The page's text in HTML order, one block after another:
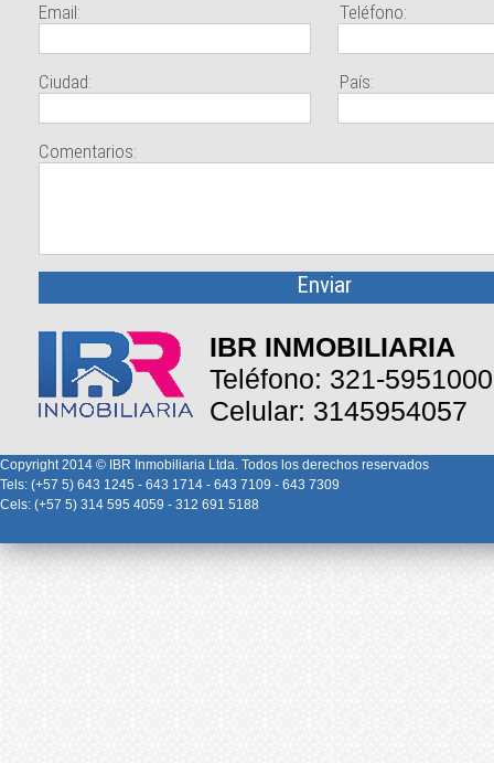
Email: Teléfono:
Ciudad: País:
Comentarios:
IBR INMOBILIARIA
Teléfono: 321-5951000
Celular: 3145954057
Copyright 2014 © IBR Inmobiliaria Ltda. Todos los derechos reservados
Tels: (+57 5) 643 1245 - 643 1714 - 643 7109 - 643 7309
Cels: (+57 5) 314 595 4059 - 312 691 5188